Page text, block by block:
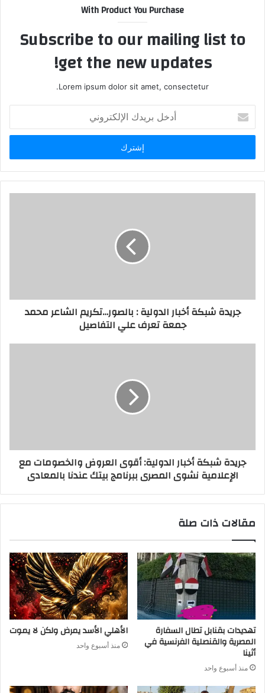
With Product You Purchase
Subscribe to our mailing list to
get the new updates!
Lorem ipsum dolor sit amet, consectetur.
بريدك
الإلكتروني
جريدة شبكة أخبار الدولية : بالصور…تكريم الشاعر محمد
جمعة تعرف علي التفاصيل
جريدة شبكة أخبار الدولية: أقوى العروض والخصومات مع
الإعلامية نشوى المصرى ببرنامج بيتك عندنا بالمعادى
مقالات ذات صلة
تهديدات بقنابل تطال السفارة
المصرية والقنصلية الفرنسية في
أثينا
منذ أسبوع واحد
الأهلي الأسد يمرض ولكن لا يموت
منذ أسبوع واحد